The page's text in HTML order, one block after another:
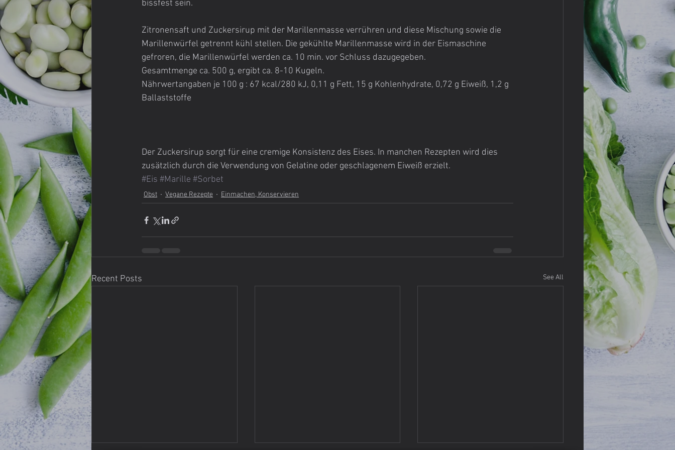
bissfest sein.
Zitronensaft und Zuckersirup mit der Marillenmasse verrühren und diese Mischung sowie die
Marillenwürfel getrennt kühl stellen. Die gekühlte Marillenmasse wird in der Eismaschine
gefroren, die Marillenwürfel werden ca. 10 min. vor Schluss dazugegeben.
Gesamtmenge ca. 500 g, ergibt ca. 8-10 Kugeln.
Nährwertangaben je 100 g : 67 kcal/280 kJ, 0,11 g Fett, 15 g Kohlenhydrate, 0,72 g Eiweiß, 1,2 g
Ballaststoffe
Der Zuckersirup sorgt für eine cremige Konsistenz des Eises. In manchen Rezepten wird dies
zusätzlich durch die Verwendung von Gelatine oder geschlagenem Eiweiß erzielt.
#Eis #Marille #Sorbet
Obst Vegane Rezepte Einmachen, Konservieren
Recent Posts See All